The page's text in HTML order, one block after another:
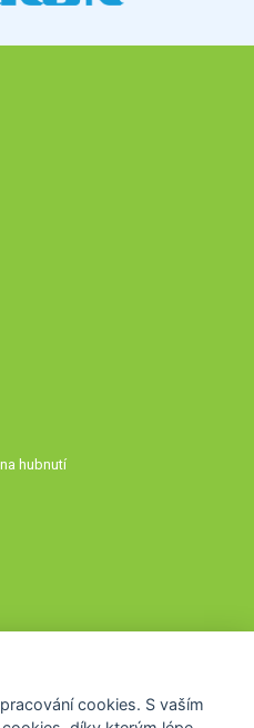
hubnutí
cookies. S vaším